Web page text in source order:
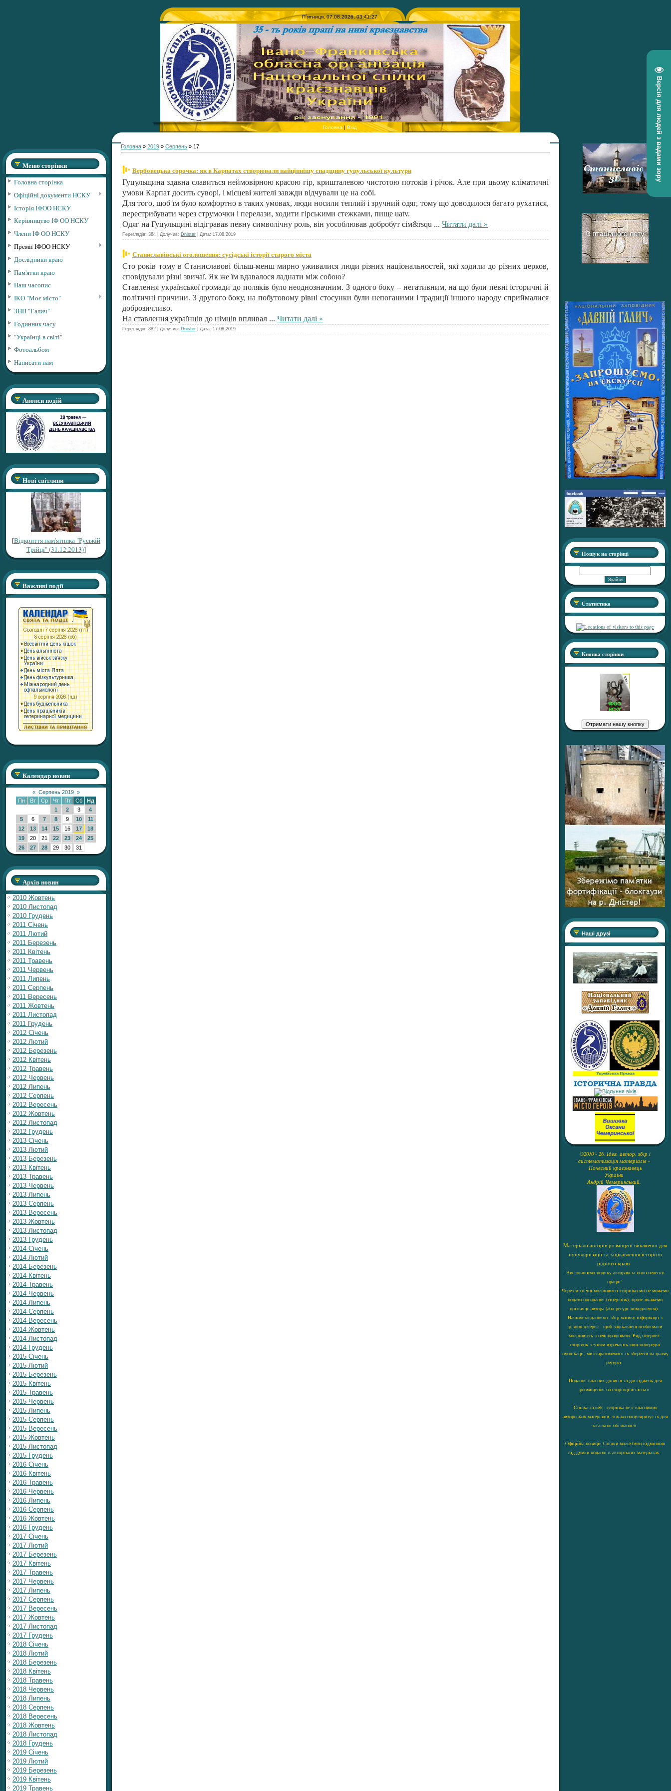
Версія для людей з вадами зору
П`ятниця, 07.08.2026, 03:41:27
Головна | Вхід
Меню сторінки
Головна сторінка
Офіційні документи НСКУ
Історія ІФОО НСКУ
Керівництво ІФ ОО НСКУ
Члени ІФ ОО НСКУ
Премії ІФОО НСКУ
Дослідники краю
Пам'ятки краю
Наш часопис
ІКО "Моє місто"
ЗНП "Галич"
Годинник часу
"Українці в світі"
Фотоальбом
Написати нам
Анонси подій
Нові світлини
[Відкриття пам'ятника "Руській
Трійці" (31.12.2013)]
Важливі події
Календар новин
« Серпень 2019 »
Пн
Вт Ср Чт Пт Сб
Нд
1
2 3
4
5
6 7 8 9 10
11
12
13 14 15 16 17
18
19
20 21 22 23 24
25
26
27 28 29 30 31
Архів новин
2010 Жовтень
2010 Листопад
2010 Грудень
2011 Січень
2011 Лютий
2011 Березень
2011 Квітень
2011 Травень
2011 Червень
2011 Липень
2011 Серпень
2011 Вересень
2011 Жовтень
2011 Листопад
2011 Грудень
2012 Січень
2012 Лютий
2012 Березень
2012 Квітень
2012 Травень
2012 Червень
2012 Липень
2012 Серпень
2012 Вересень
2012 Жовтень
2012 Листопад
2012 Грудень
2013 Січень
2013 Лютий
2013 Березень
2013 Квітень
2013 Травень
2013 Червень
2013 Липень
2013 Серпень
2013 Вересень
2013 Жовтень
2013 Листопад
2013 Грудень
2014 Січень
2014 Лютий
2014 Березень
2014 Квітень
2014 Травень
2014 Червень
2014 Липень
2014 Серпень
2014 Вересень
2014 Жовтень
2014 Листопад
2014 Грудень
2015 Січень
2015 Лютий
2015 Березень
2015 Квітень
2015 Травень
2015 Червень
2015 Липень
2015 Серпень
2015 Вересень
2015 Жовтень
2015 Листопад
2015 Грудень
2016 Січень
2016 Квітень
2016 Травень
2016 Червень
2016 Липень
2016 Серпень
2016 Жовтень
2016 Грудень
2017 Січень
2017 Лютий
2017 Березень
2017 Квітень
2017 Травень
2017 Червень
2017 Липень
2017 Серпень
2017 Вересень
2017 Жовтень
2017 Листопад
2017 Грудень
2018 Січень
2018 Лютий
2018 Березень
2018 Квітень
2018 Травень
2018 Червень
2018 Липень
2018 Серпень
2018 Вересень
2018 Жовтень
2018 Листопад
2018 Грудень
2019 Січень
2019 Лютий
2019 Березень
2019 Квітень
2019 Травень
Головна » 2019 » Серпень » 17
Вербовецька сорочка: як в Карпатах створювали найціннішу спадщину гуцульської культури
Гуцульщина здавна славиться неймовірною красою гір, кришталевою чистотою потоків і річок. Але при цьому кліматичні
умови Карпат досить суворі, і місцеві жителі завжди відчували це на собі.
Для того, щоб їм було комфортно в таких умовах, люди носили теплий і зручний одяг, тому що доводилося багато рухатися,
перестрибувати через струмочки і перелази, ходити гірськими стежками, пище uatv.
Одяг на Гуцульщині відігравав певну символічну роль, він уособлював добробут сім&rsqu ... Читати далі »
Переглядів: 384 | Долучив: Dnister | Дата: 17.08.2019
Станиславівські оголошення: сусідські історії старого міста
Сто років тому в Станиславові більш-менш мирно уживалися люди різних національностей, які ходили до різних церков,
сповідували різні звичаї. Як же їм вдавалося ладнати між собою?
Ставлення української громади до поляків було неоднозначним. З одного боку – негативним, на що були певні історичні й
політичні причини. З другого боку, на побутовому рівні стосунки були непоганими і традиції іншого народу сприймалися
доброзичливо.
На ставлення українців до німців впливал ... Читати далі »
Переглядів: 382 | Долучив: Dnister | Дата: 17.08.2019
Пошук на сторінці
Статистика
Кнопка сторінки
Наші друзі
©2010 - 26. Ідея, автор, збір і
систематизація матеріалів -
Почесний краєзнавець
України
Андрій Чемеринський.
Матеріали авторів розміщені виключно для
популяризації та зацікавлення історією
рідного краю.
Висловлюємо подяку авторам за їхню нелегку
працю!
Через технічні можливості сторінки ми не можемо
подати посилання (гіперлінк), проте вкажемо
прізвище автора (або ресурс походження).
Нашим завданням є збір масиву інформації з
різних джерел - щоб зацікавлені особи мали
можливість з нею працювати. Ряд інтернет -
сторінок з часом втрачають свої попередні
публікації, ми старатимемося їх зберегти на цьому
ресурсі.
Подання власних дописів та досліджень для
розміщення на сторінці вітається.
Спілка та веб - сторінка не є власником
авторських матеріалів, тільки популяризує їх для
загальної обізнаності.
Офіційна позиція Спілки може бути відмінною
від думки поданої в авторських матеріалах.